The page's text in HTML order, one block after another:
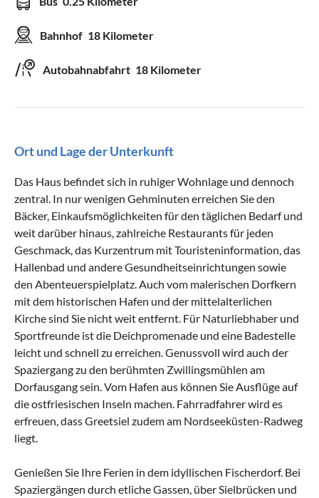
Bahnhof 18 Kilometer
Autobahnabfahrt 18 Kilometer
Ort und Lage der Unterkunft
Das Haus befindet sich in ruhiger Wohnlage und dennoch
zentral. In nur wenigen Gehminuten erreichen Sie den
Bäcker, Einkaufsmöglichkeiten für den täglichen Bedarf und
weit darüber hinaus, zahlreiche Restaurants für jeden
Geschmack, das Kurzentrum mit Touristeninformation, das
Hallenbad und andere Gesundheitseinrichtungen sowie
den Abenteuerspielplatz. Auch vom malerischen Dorfkern
mit dem historischen Hafen und der mittelalterlichen
Kirche sind Sie nicht weit entfernt. Für Naturliebhaber und
Sportfreunde ist die Deichpromenade und eine Badestelle
leicht und schnell zu erreichen. Genussvoll wird auch der
Spaziergang zu den berühmten Zwillingsmühlen am
Dorfausgang sein. Vom Hafen aus können Sie Ausflüge auf
die ostfriesischen Inseln machen. Fahrradfahrer wird es
erfreuen, dass Greetsiel zudem am Nordseeküsten-Radweg
liegt.
Genießen Sie Ihre Ferien in dem idyllischen Fischerdorf. Bei
Spaziergängen durch etliche Gassen, über Sielbrücken und